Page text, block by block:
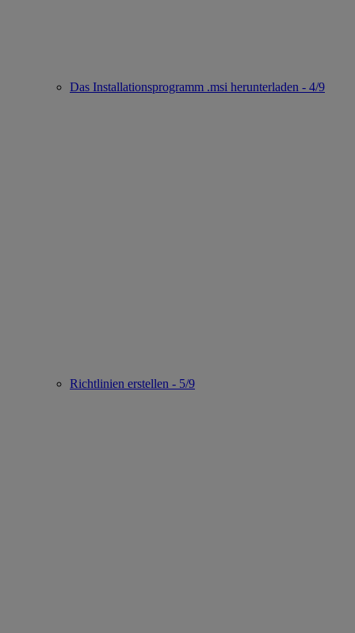
Das Installationsprogramm .msi herunterladen - 4/9
Richtlinien erstellen - 5/9